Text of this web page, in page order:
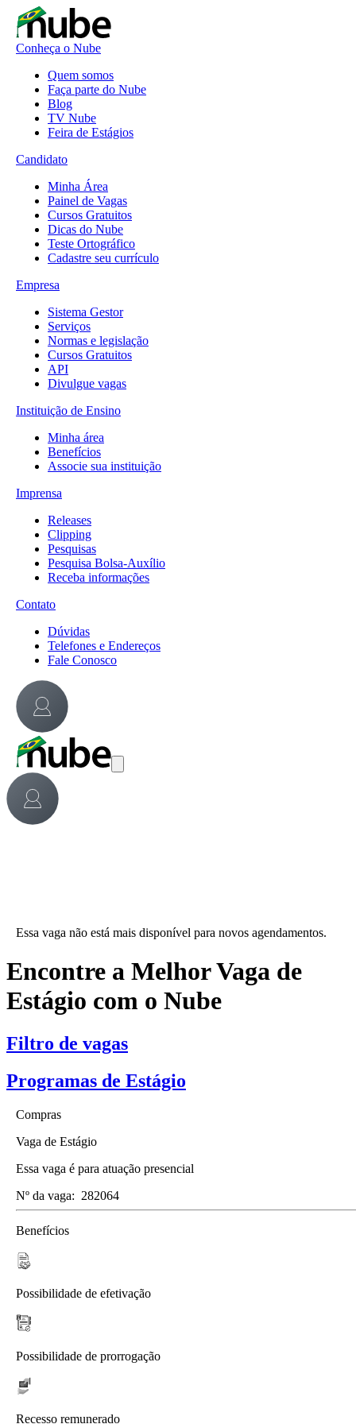
Conheça o Nube
Quem somos
Faça parte do Nube
Blog
TV Nube
Feira de Estágios
Candidato
Minha Área
Painel de Vagas
Cursos Gratuitos
Dicas do Nube
Teste Ortográfico
Cadastre seu currículo
Empresa
Sistema Gestor
Serviços
Normas e legislação
Cursos Gratuitos
API
Divulgue vagas
Instituição de Ensino
Minha área
Benefícios
Associe sua instituição
Imprensa
Releases
Clipping
Pesquisas
Pesquisa Bolsa-Auxílio
Receba informações
Contato
Dúvidas
Telefones e Endereços
Fale Conosco
Essa vaga não está mais disponível para novos agendamentos.
Encontre a Melhor Vaga de
Estágio com o Nube
Filtro de vagas
Programas de Estágio
Compras
Vaga de Estágio
Essa vaga é para atuação presencial
Nº da vaga: 282064
Benefícios
Possibilidade de efetivação
Possibilidade de prorrogação
Recesso remunerado